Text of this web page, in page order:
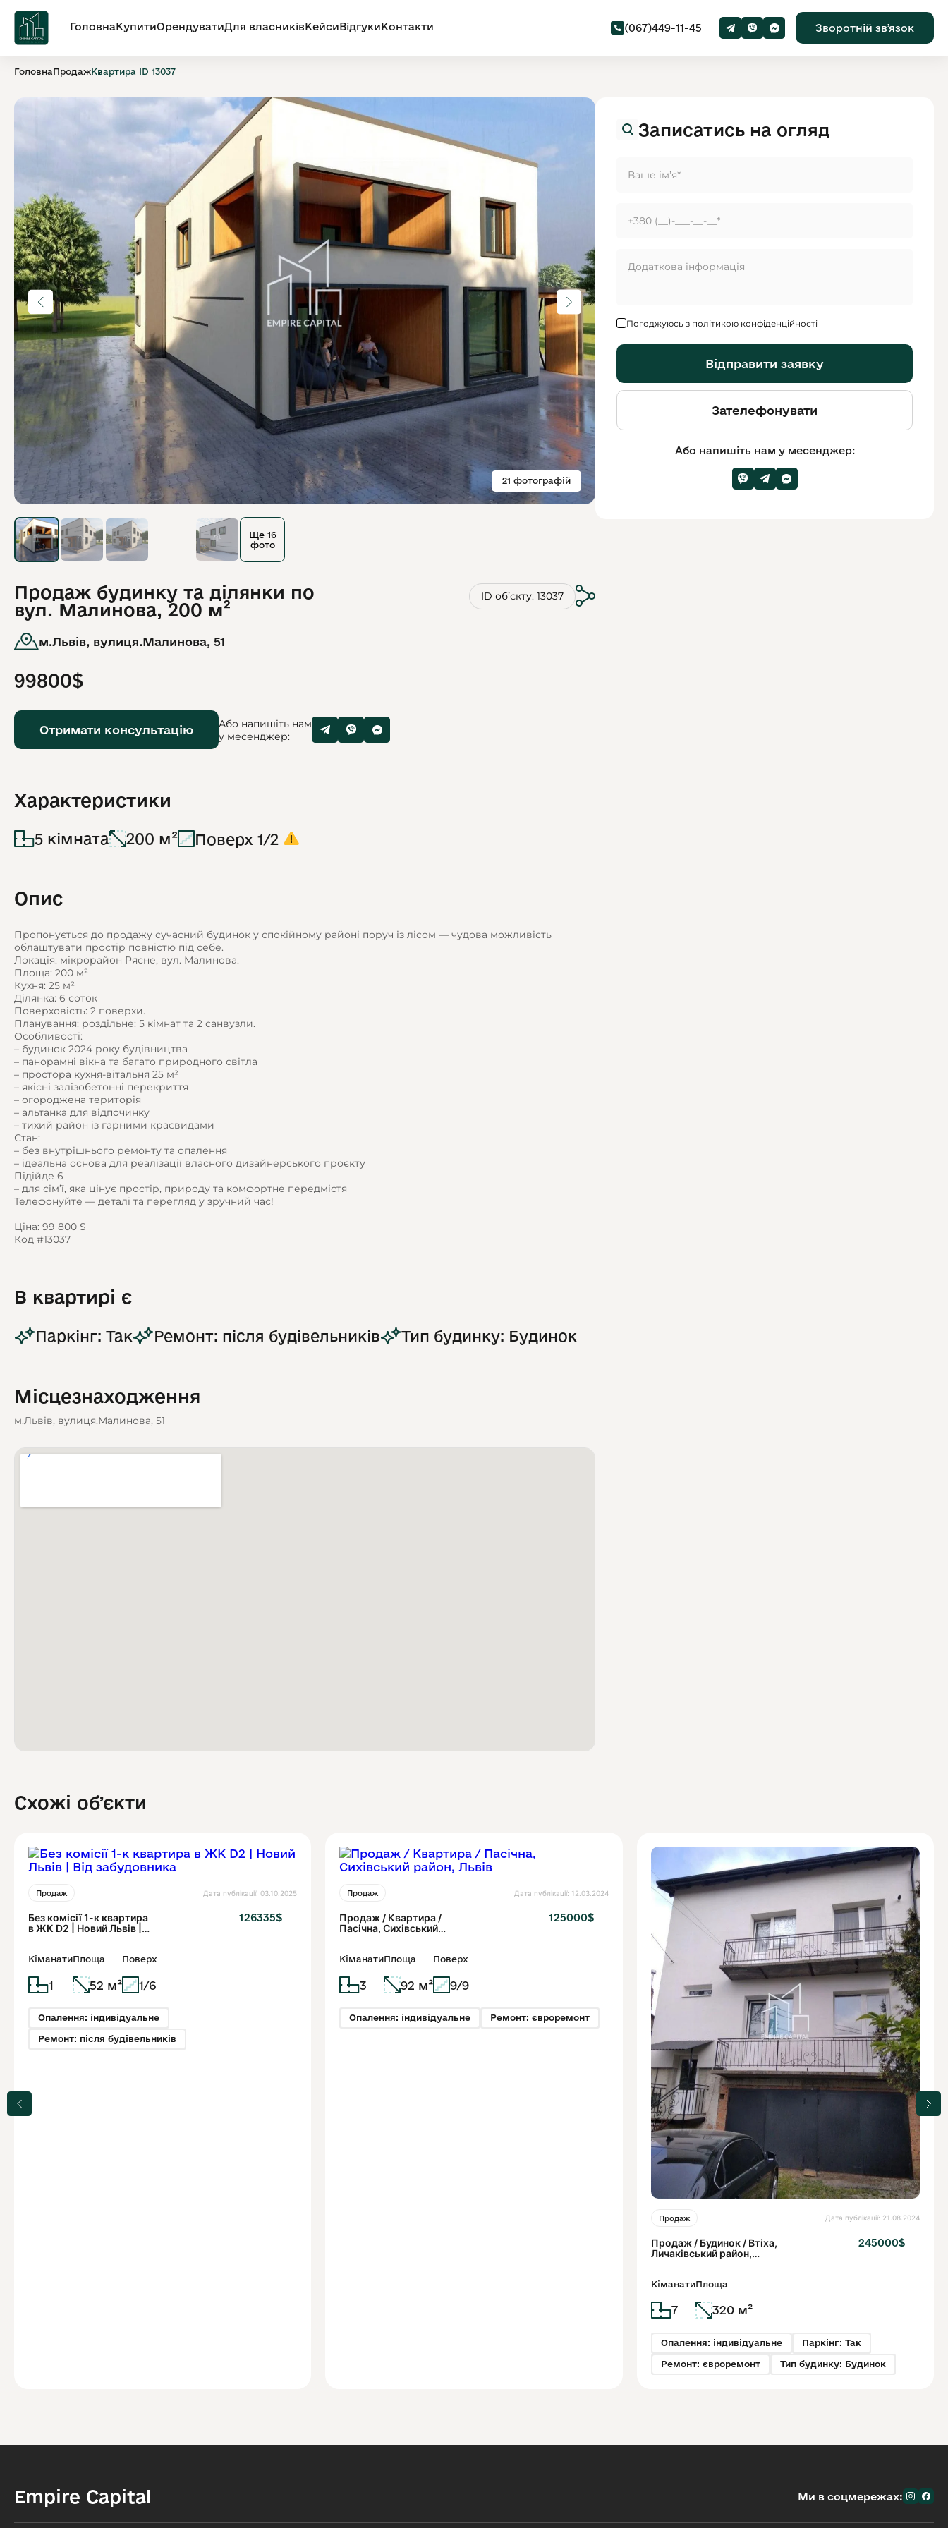
ГоловнаКупитиОрендуватиДля власниківКейсиВідгукиКонтакти (067)449-11-45 Зворотній звʼязок
ГоловнаПродажКвартира ID 13037
21 фотографій
Ще 16
фото
Продаж будинку та ділянки по
вул. Малинова, 200 м²
м.Львів, вулиця.Малинова, 51
ID обʼєкту: 13037
99800$
Отримати консультацію
Або напишіть нам
у месенджер:
Характеристики
5 кімната 200 м² Поверх 1/2
Опис
Пропонується до продажу сучасний будинок у спокійному районі поруч із лісом — чудова можливість
облаштувати простір повністю під себе.
Локація: мікрорайон Рясне, вул. Малинова.
Площа: 200 м²
Кухня: 25 м²
Ділянка: 6 соток
Поверховість: 2 поверхи.
Планування: роздільне: 5 кімнат та 2 санвузли.
Особливості:
– будинок 2024 року будівництва
– панорамні вікна та багато природного світла
– простора кухня-вітальня 25 м²
– якісні залізобетонні перекриття
– огороджена територія
– альтанка для відпочинку
– тихий район із гарними краєвидами
Стан:
– без внутрішнього ремонту та опалення
– ідеальна основа для реалізації власного дизайнерського проєкту
Підійде 6
– для сім’ї, яка цінує простір, природу та комфортне передмістя
Телефонуйте — деталі та перегляд у зручний час!
Ціна: 99 800 $
Код #13037
В квартирі є
Паркінг: Так Ремонт: після будівельників Тип будинку: Будинок
Місцезнаходження
м.Львів, вулиця.Малинова, 51
Записатись на огляд
Погоджуюсь з політикою конфіденційності
Відправити заявку
Зателефонувати
Або напишіть нам у месенджер:
Схожі обʼєкти
Продаж Дата публікації: 03.10.2025
Без комісії 1-к квартира
в ЖК D2 | Новий Львів |
126335$
Кіманати
1
Площа
52 м²
Поверх
1/6
Опалення: індивідуальне
Ремонт: після будівельників
Продаж Дата публікації: 12.03.2024
Продаж / Квартира /
Пасічна, Сихівський
125000$
Кіманати
3
Площа
92 м²
Поверх
9/9
Опалення: індивідуальне Ремонт: євроремонт
Продаж Дата публікації: 21.08.2024
Продаж / Будинок / Втіха,
Личаківський район,
245000$
Кіманати
7
Площа
320 м²
Опалення: індивідуальне Паркінг: Так
Ремонт: євроремонт Тип будинку: Будинок
Empire Capital Ми в соцмережах: